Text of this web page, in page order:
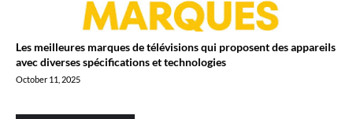
Les meilleures marques de télévisions qui proposent des appareils
avec diverses spécifications et technologies
October 11, 2025